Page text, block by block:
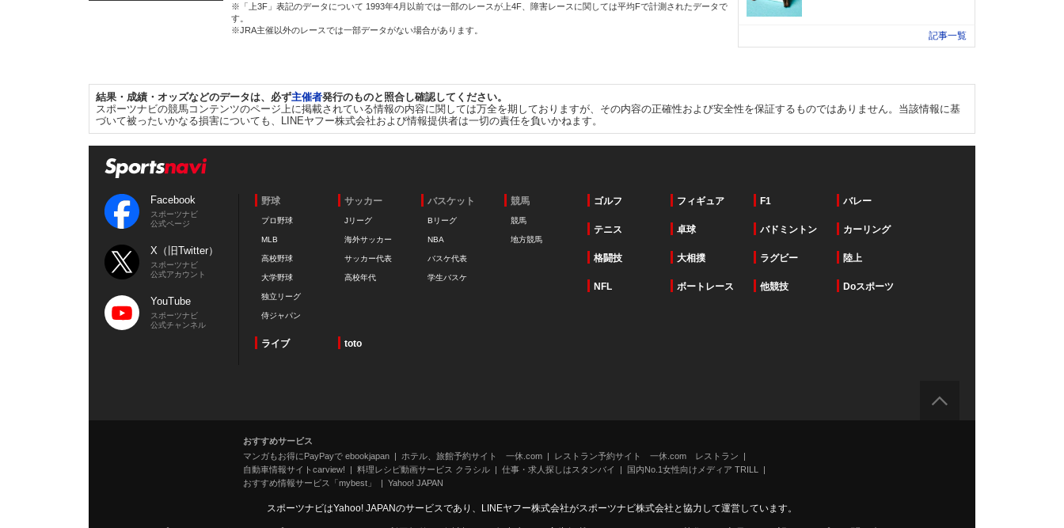
※「上3F」表記のデータについて 1993年4月以前では一部のレースが上4F、障害レースに関しては平均Fで計測されたデータで
す。
※JRA主催以外のレースでは一部データがない場合があります。
記事一覧
結果・成績・オッズなどのデータは、必ず主催者発行のものと照合し確認してください。
スポーツナビの競馬コンテンツのページ上に掲載されている情報の内容に関しては万全を期しておりますが、その内容の正確性および安全性を保証するものではありません。当該情報に基
づいて被ったいかなる損害についても、LINEヤフー株式会社および情報提供者は一切の責任を負いかねます。
Facebook
スポーツナビ
公式ページ
X（旧Twitter）
スポーツナビ
公式アカウント
YouTube
スポーツナビ
公式チャンネル
野球
プロ野球
MLB
高校野球
大学野球
独立リーグ
侍ジャパン
サッカー
Jリーグ
海外サッカー
サッカー代表
高校年代
バスケット
Bリーグ
NBA
バスケ代表
学生バスケ
競馬
競馬
地方競馬
ゴルフ フィギュア F1 バレー
テニス 卓球 バドミントン カーリング
格闘技 大相撲 ラグビー 陸上
NFL ボートレース 他競技 Doスポーツ
ライブ toto
おすすめサービス
マンガもお得にPayPayで ebookjapan
ホテル、旅館予約サイト 一休.com
レストラン予約サイト 一休.com レストラン
自動車情報サイトcarview!
料理レシピ動画サービス クラシル 仕事・求人探しはスタンバイ
国内No.1女性向けメディア TRILL
おすすめ情報サービス「mybest」
Yahoo! JAPAN
スポーツナビはYahoo! JAPANのサービスであり、LINEヤフー株式会社がスポーツナビ株式会社と協力して運営しています。